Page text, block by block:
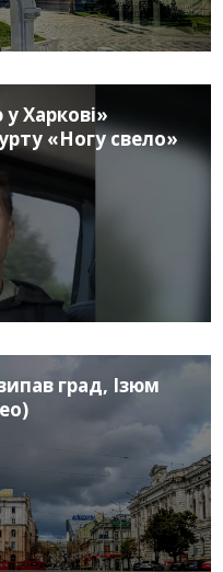
Харкові»
«Ногу свело»
град, Ізюм